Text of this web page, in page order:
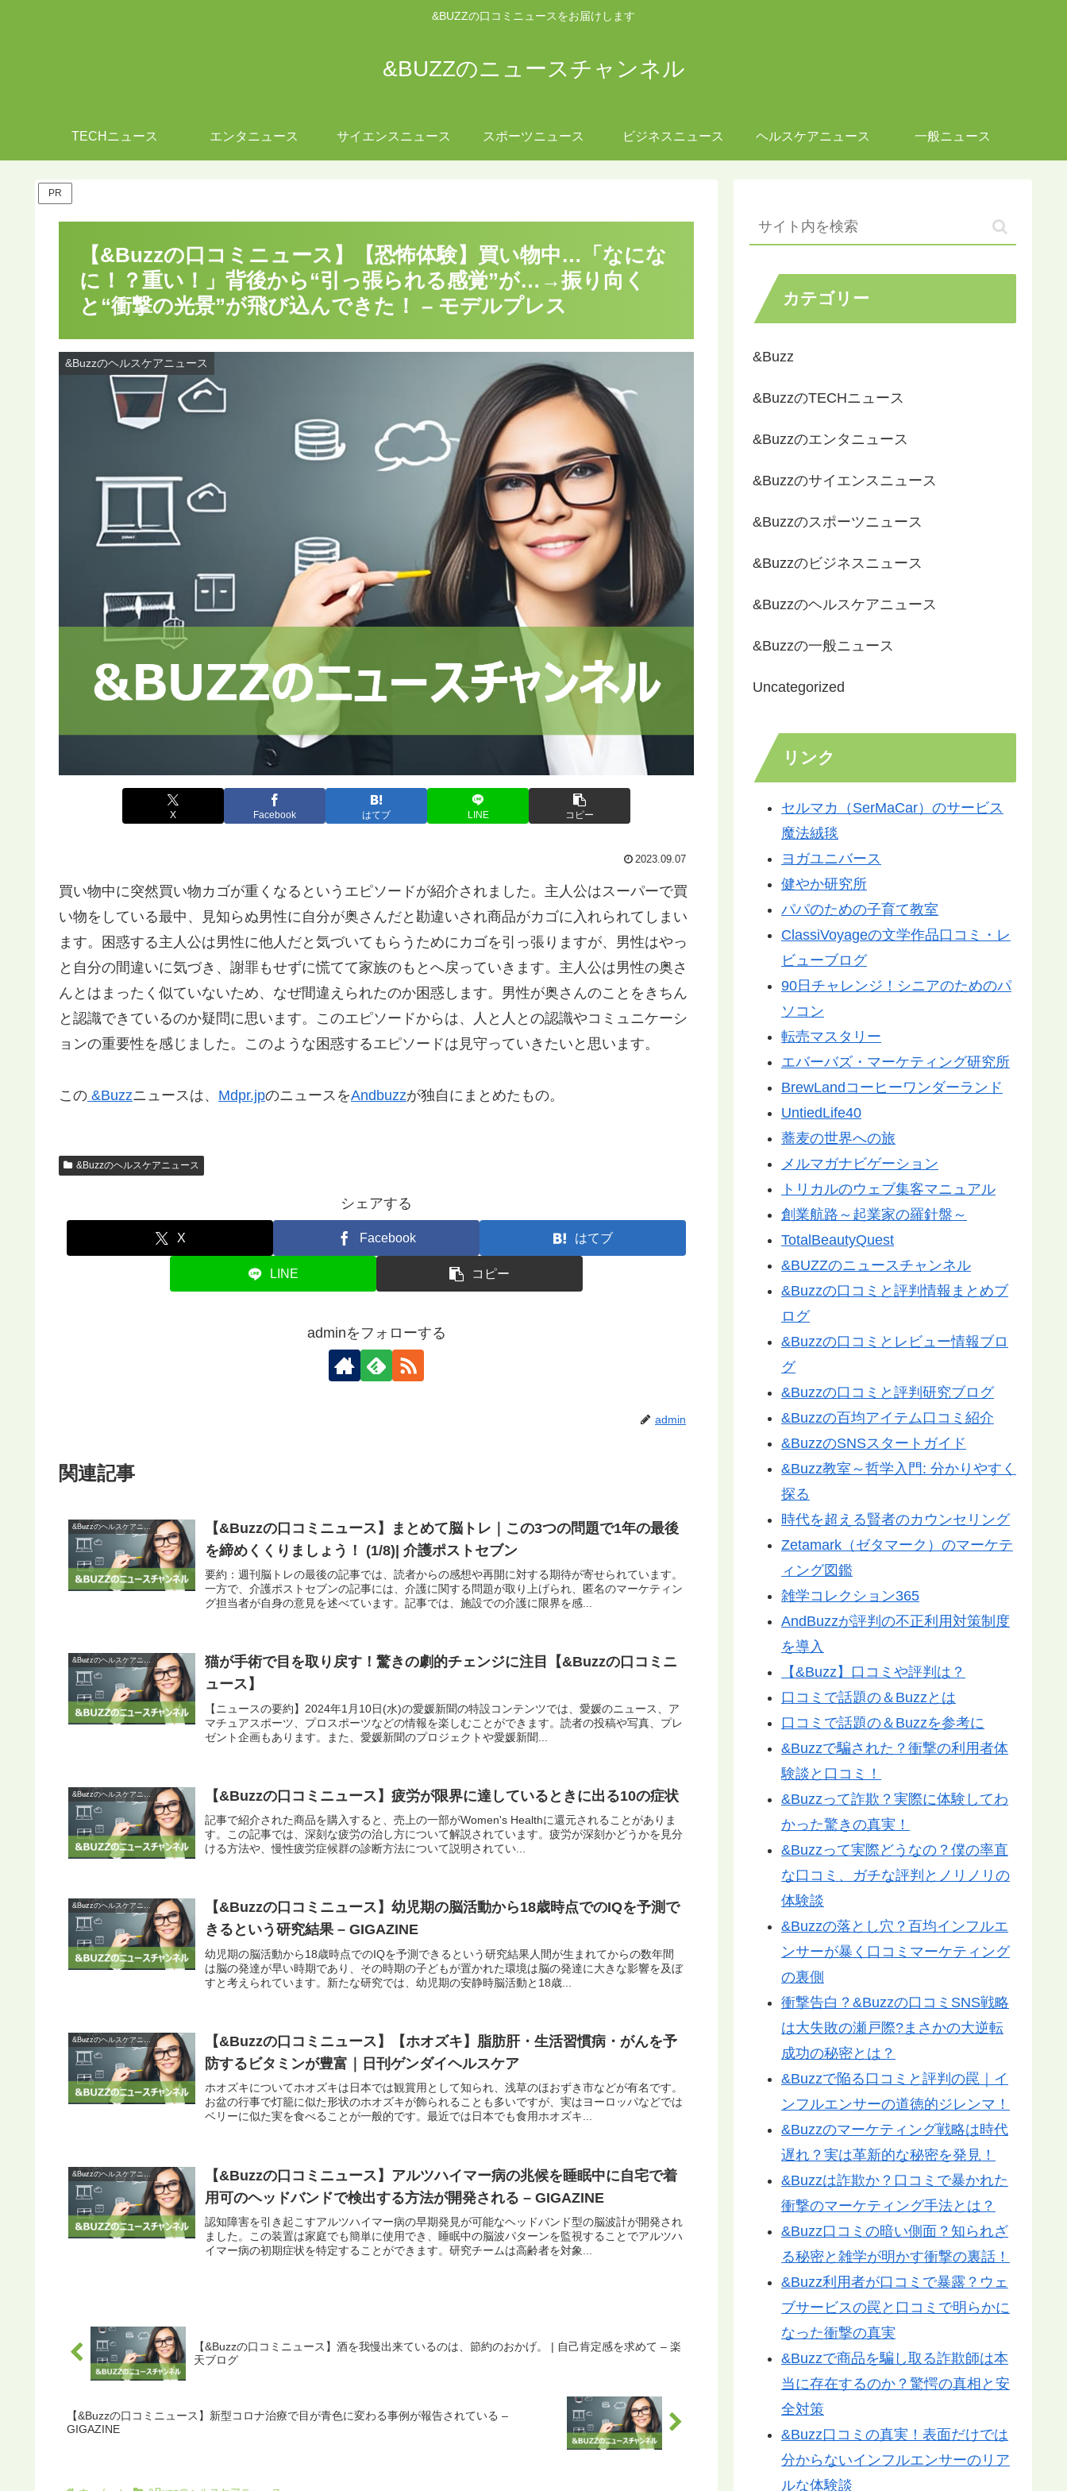
&BUZZの口コミニュースをお届けします
&BUZZのニュースチャンネル
TECHニュース エンタニュース サイエンスニュース スポーツニュース ビジネスニュース ヘルスケアニュース 一般ニュース
PR
【&Buzzの口コミニュース】【恐怖体験】買い物中…「なにな
に！？重い！」背後から“引っ張られる感覚”が…→振り向く
と“衝撃の光景”が飛び込んできた！ – モデルプレス
&Buzzのヘルスケアニュース
X Facebook はてブ LINE コピー
2023.09.07
買い物中に突然買い物カゴが重くなるというエピソードが紹介されました。主人公はスーパーで買
い物をしている最中、見知らぬ男性に自分が奥さんだと勘違いされ商品がカゴに入れられてしまい
ます。困惑する主人公は男性に他人だと気づいてもらうためにカゴを引っ張りますが、男性はやっ
と自分の間違いに気づき、謝罪もせずに慌てて家族のもとへ戻っていきます。主人公は男性の奥さ
んとはまったく似ていないため、なぜ間違えられたのか困惑します。男性が奥さんのことをきちん
と認識できているのか疑問に思います。このエピソードからは、人と人との認識やコミュニケーシ
ョンの重要性を感じました。このような困惑するエピソードは見守っていきたいと思います。
この &Buzzニュースは、 Mdpr.jpのニュースをAndbuzzが独自にまとめたもの。
&Buzzのヘルスケアニュース
シェアする
X Facebook はてブ
LINE コピー
adminをフォローする
admin
関連記事
&Buzzのヘルスケアニュース
【&Buzzの口コミニュース】まとめて脳トレ｜この3つの問題で1年の最後
を締めくくりましょう！ (1/8)| 介護ポストセブン
要約：週刊脳トレの最後の記事では、読者からの感想や再開に対する期待が寄せられています。
一方で、介護ポストセブンの記事には、介護に関する問題が取り上げられ、匿名のマーケティン
グ担当者が自身の意見を述べています。記事では、施設での介護に限界を感...
&Buzzのヘルスケアニュース
猫が手術で目を取り戻す！驚きの劇的チェンジに注目【&Buzzの口コミニ
ュース】
【ニュースの要約】2024年1月10日(水)の愛媛新聞の特設コンテンツでは、愛媛のニュース、ア
マチュアスポーツ、プロスポーツなどの情報を楽しむことができます。読者の投稿や写真、プレ
ゼント企画もあります。また、愛媛新聞のプロジェクトや愛媛新聞...
&Buzzのヘルスケアニュース 【&Buzzの口コミニュース】疲労が限界に達しているときに出る10の症状
記事で紹介された商品を購入すると、売上の一部がWomen's Healthに還元されることがありま
す。この記事では、深刻な疲労の治し方について解説されています。疲労が深刻かどうかを見分
ける方法や、慢性疲労症候群の診断方法について説明されてい...
&Buzzのヘルスケアニュース
【&Buzzの口コミニュース】幼児期の脳活動から18歳時点でのIQを予測で
きるという研究結果 – GIGAZINE
幼児期の脳活動から18歳時点でのIQを予測できるという研究結果人間が生まれてからの数年間
は脳の発達が早い時期であり、その時期の子どもが置かれた環境は脳の発達に大きな影響を及ぼ
すと考えられています。新たな研究では、幼児期の安静時脳活動と18歳...
&Buzzのヘルスケアニュース
【&Buzzの口コミニュース】【ホオズキ】脂肪肝・生活習慣病・がんを予
防するビタミンが豊富｜日刊ゲンダイヘルスケア
ホオズキについてホオズキは日本では観賞用として知られ、浅草のほおずき市などが有名です。
お盆の行事で灯籠に似た形状のホオズキが飾られることも多いですが、実はヨーロッパなどでは
ベリーに似た実を食べることが一般的です。最近では日本でも食用ホオズキ...
&Buzzのヘルスケアニュース
【&Buzzの口コミニュース】アルツハイマー病の兆候を睡眠中に自宅で着
用可のヘッドバンドで検出する方法が開発される – GIGAZINE
認知障害を引き起こすアルツハイマー病の早期発見が可能なヘッドバンド型の脳波計が開発され
ました。この装置は家庭でも簡単に使用でき、睡眠中の脳波パターンを監視することでアルツハ
イマー病の初期症状を特定することができます。研究チームは高齢者を対象...
【&Buzzの口コミニュース】酒を我慢出来ているのは、節約のおかげ。 | 自己肯定感を求めて – 楽
天ブログ
【&Buzzの口コミニュース】新型コロナ治療で目が青色に変わる事例が報告されている –
GIGAZINE
カテゴリー
&Buzz
&BuzzのTECHニュース
&Buzzのエンタニュース
&Buzzのサイエンスニュース
&Buzzのスポーツニュース
&Buzzのビジネスニュース
&Buzzのヘルスケアニュース
&Buzzの一般ニュース
Uncategorized
リンク
セルマカ（SerMaCar）のサービス
魔法絨毯
ヨガユニバース
健やか研究所
パパのための子育て教室
ClassiVoyageの文学作品口コミ・レ
ビューブログ
90日チャレンジ！シニアのためのパ
ソコン
転売マスタリー
エバーバズ・マーケティング研究所
BrewLandコーヒーワンダーランド
UntiedLife40
蕎麦の世界への旅
メルマガナビゲーション
トリカルのウェブ集客マニュアル
創業航路～起業家の羅針盤～
TotalBeautyQuest
&BUZZのニュースチャンネル
&Buzzの口コミと評判情報まとめブ
ログ
&Buzzの口コミとレビュー情報ブロ
グ
&Buzzの口コミと評判研究ブログ
&Buzzの百均アイテム口コミ紹介
&BuzzのSNSスタートガイド
&Buzz教室～哲学入門: 分かりやすく
探る
時代を超える賢者のカウンセリング
Zetamark（ゼタマーク）のマーケテ
ィング図鑑
雑学コレクション365
AndBuzzが評判の不正利用対策制度
を導入
【&Buzz】口コミや評判は？
口コミで話題の＆Buzzとは
口コミで話題の＆Buzzを参考に
&Buzzで騙された？衝撃の利用者体
験談と口コミ！
&Buzzって詐欺？実際に体験してわ
かった驚きの真実！
&Buzzって実際どうなの？僕の率直
な口コミ、ガチな評判とノリノリの
体験談
&Buzzの落とし穴？百均インフルエ
ンサーが暴く口コミマーケティング
の裏側
衝撃告白？&Buzzの口コミSNS戦略
は大失敗の瀬戸際?まさかの大逆転
成功の秘密とは？
&Buzzで陥る口コミと評判の罠｜イ
ンフルエンサーの道徳的ジレンマ！
&Buzzのマーケティング戦略は時代
遅れ？実は革新的な秘密を発見！
&Buzzは詐欺か？口コミで暴かれた
衝撃のマーケティング手法とは？
&Buzz口コミの暗い側面？知られざ
る秘密と雑学が明かす衝撃の裏話！
&Buzz利用者が口コミで暴露？ウェ
ブサービスの罠と口コミで明らかに
なった衝撃の真実
&Buzzで商品を騙し取る詐欺師は本
当に存在するのか？驚愕の真相と安
全対策
&Buzz口コミの真実！表面だけでは
分からないインフルエンサーのリア
ルな体験談